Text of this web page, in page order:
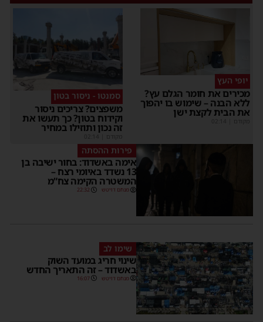
יופי העץ
מכירים את חומר הגלם עץ?
ללא הבנה – שימוש בו יהפוך
את הבית לקצת ישן
מקודם
סמנטו - ניסור בטון
משפצים? צריכים ניסור
וקידוח בטון? כך תעשו את
זה נכון ותוזילו במחיר
מקודם
פירות ההסתה
אימה באשדוד: בחור ישיבה בן
13 נשדד באיומי רצח –
המשטרה הקימה צח”מ
מנחם דויטש 22:32
שימו לב
שינוי חריג במועד השוק
באשדוד – זה התאריך החדש
מנחם דויטש 16:07